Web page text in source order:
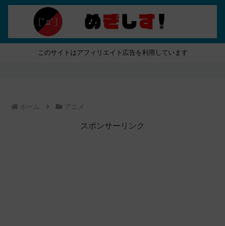
このサイトはアフィリエイト広告を利用しています
ホーム アニメ
スポンサーリンク